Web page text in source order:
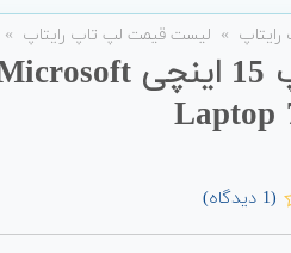
» لیست قیمت لپ تاپ رایتاپ »
Laptop
(
1 دیدگاه)